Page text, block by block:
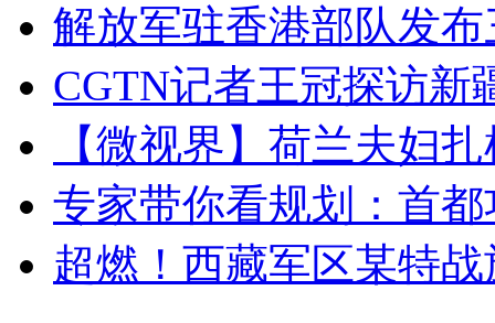
解放军驻香港部队发
CGTN记者王冠探访新
【微视界】荷兰夫妇
专家带你看规划：首
超燃！西藏军区某特